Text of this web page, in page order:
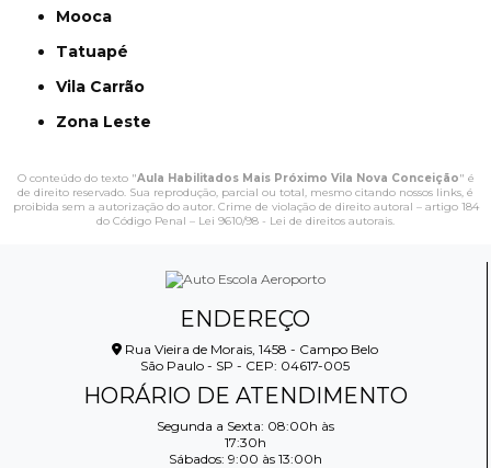
Mooca
Tatuapé
Vila Carrão
Zona Leste
O conteúdo do texto "Aula Habilitados Mais Próximo Vila Nova Conceição" é
de direito reservado. Sua reprodução, parcial ou total, mesmo citando nossos links, é
proibida sem a autorização do autor. Crime de violação de direito autoral – artigo 184
do Código Penal – Lei 9610/98 - Lei de direitos autorais.
ENDEREÇO
Rua Vieira de Morais, 1458 - Campo Belo
São Paulo - SP - CEP: 04617-005
HORÁRIO DE ATENDIMENTO
Segunda a Sexta: 08:00h às
17:30h
Sábados: 9:00 às 13:00h